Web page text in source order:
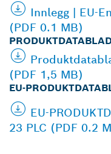
Innlegg | EU-
(PDF 0.1 MB)
(PDF 1,5 MB)
EU-
EU-
23 PLC (PDF 0.2